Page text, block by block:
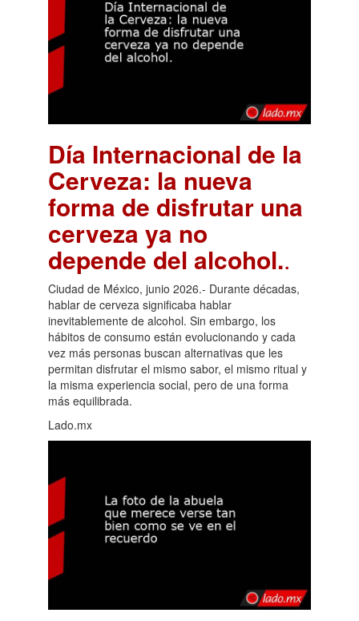
Día Internacional de la
Cerveza: la nueva
forma de disfrutar una
cerveza ya no
depende del alcohol..
Ciudad de México, junio 2026.- Durante décadas,
hablar de cerveza significaba hablar
inevitablemente de alcohol. Sin embargo, los
hábitos de consumo están evolucionando y cada
vez más personas buscan alternativas que les
permitan disfrutar el mismo sabor, el mismo ritual y
la misma experiencia social, pero de una forma
más equilibrada.
Lado.mx